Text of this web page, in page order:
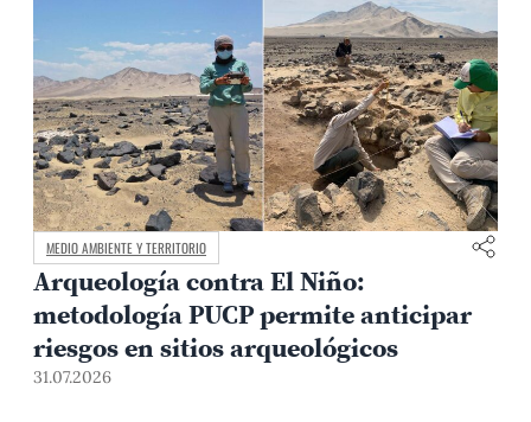
MEDIO AMBIENTE Y TERRITORIO
Arqueología contra El Niño:
metodología PUCP permite anticipar
riesgos en sitios arqueológicos
31.07.2026